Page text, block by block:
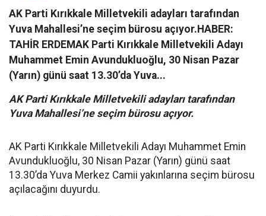
AK Parti Kırıkkale Milletvekili adayları tarafından
Yuva Mahallesi’ne seçim bürosu açıyor.HABER:
TAHİR ERDEMAK Parti Kırıkkale Milletvekili Adayı
Muhammet Emin Avundukluoğlu, 30 Nisan Pazar
(Yarın) günü saat 13.30’da Yuva...
AK Parti Kırıkkale Milletvekili adayları tarafından
Yuva Mahallesi’ne seçim bürosu açıyor.
AK Parti Kırıkkale Milletvekili Adayı Muhammet Emin
Avundukluoğlu, 30 Nisan Pazar (Yarın) günü saat
13.30’da Yuva Merkez Camii yakınlarına seçim bürosu
açılacağını duyurdu.